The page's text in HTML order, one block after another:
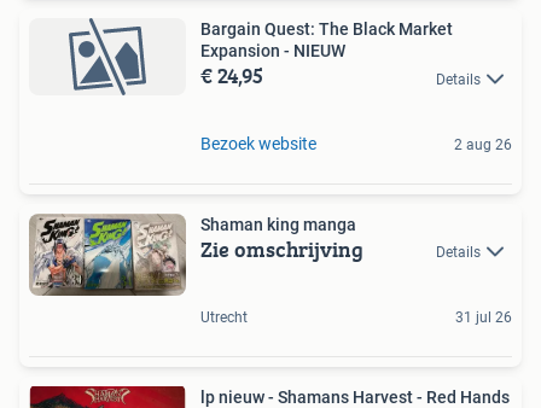
Bargain Quest: The Black Market
Expansion - NIEUW
€ 24,95 Details
Bezoek website 2 aug 26
Shaman king manga
Zie omschrijving Details
Utrecht 31 jul 26
lp nieuw - Shamans Harvest - Red Hands